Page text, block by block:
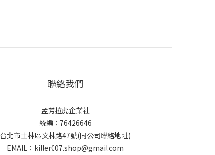
聯絡我們
孟芳拉虎企業社
統編：76426646
台北市士林區文林路47號(同公司聯絡地址)
EMAIL：killer007.shop@gmail.com